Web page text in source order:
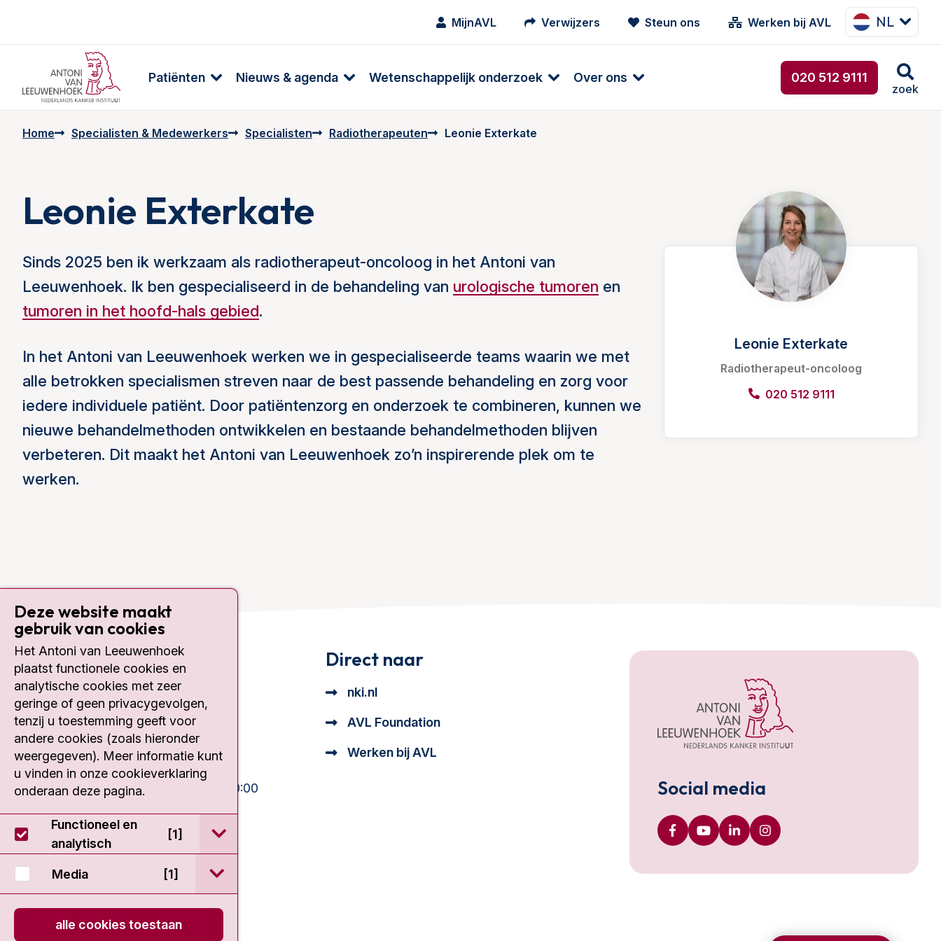
MijnAVL Verwijzers Steun ons Werken bij AVL NL
Patiënten Nieuws & agenda Wetenschappelijk onderzoek Over ons 020 512 9111
zoek
Home Specialisten & Medewerkers Specialisten Radiotherapeuten Leonie Exterkate
Leonie Exterkate
Sinds 2025 ben ik werkzaam als radiotherapeut-oncoloog in het Antoni van
Leeuwenhoek. Ik ben gespecialiseerd in de behandeling van urologische tumoren en
tumoren in het hoofd-hals gebied.
In het Antoni van Leeuwenhoek werken we in gespecialiseerde teams waarin we met
alle betrokken specialismen streven naar de best passende behandeling en zorg voor
iedere individuele patiënt. Door patiëntenzorg en onderzoek te combineren, kunnen we
nieuwe behandelmethoden ontwikkelen en bestaande behandelmethoden blijven
verbeteren. Dit maakt het Antoni van Leeuwenhoek zo’n inspirerende plek om te
werken.
Leonie Exterkate
Radiotherapeut-oncoloog
020 512 9111
Contact
Plesmanlaan 121
1066 CX Amsterdam
020 512 9111
Bezoektijden
Ma-Vrij:
10:30 - 13:00 en 15:00 - 20:00
Weekend: 10:30 - 20:00
IC:
Direct naar
nki.nl
AVL Foundation
Werken bij AVL
Social media
Deze website maakt
gebruik van cookies
Het Antoni van Leeuwenhoek
plaatst functionele cookies en
analytische cookies met zeer
geringe of geen privacygevolgen,
tenzij u toestemming geeft voor
andere cookies (zoals hieronder
weergegeven). Meer informatie kunt
u vinden in onze cookieverklaring
onderaan deze pagina.
Functioneel en
analytisch
[1] open / sluit Functioneel en analytisch cookie beschrijving
Media [1] open / sluit Media cookie beschrijving
alle cookies toestaan